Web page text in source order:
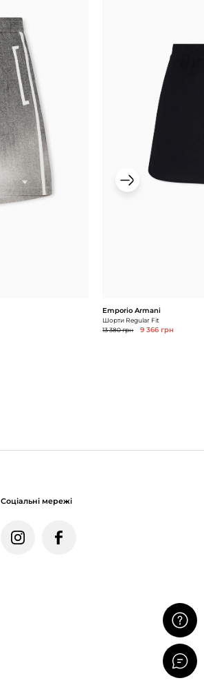
Emporio Armani
Шорти Regular Fit
13 380 грн
9 366 грн
Соціальні мережі